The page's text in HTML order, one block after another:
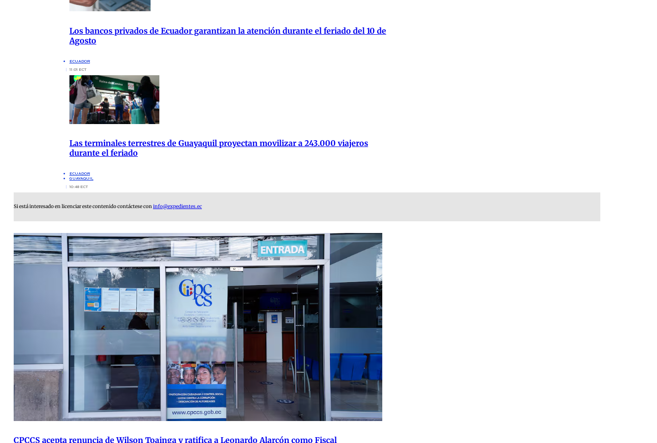
Los bancos privados de Ecuador garantizan la atención durante el feriado del 10 de
Agosto
ECUADOR
11:01 ECT
Las terminales terrestres de Guayaquil proyectan movilizar a 243.000 viajeros
durante el feriado
ECUADOR
GUAYAQUIL
10:48 ECT
Si está interesado en licenciar este contenido contáctese coninfo@expedientes.ec
CPCCS acepta renuncia de Wilson Toainga y ratifica a Leonardo Alarcón como Fiscal